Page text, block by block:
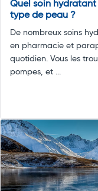
Quel soin hydratant
type de peau ?
De nombreux soins
en pharmacie et
quotidien. Vous les
pompes, et ...